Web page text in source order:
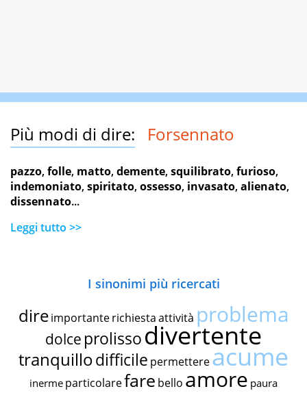
Più modi di dire: Forsennato
pazzo,folle, matto,demente,squilibrato,furioso,
indemoniato,spiritato,ossesso, invasato,alienato,
dissennato...
Leggi tutto >>
I sinonimi più ricercati
dire importante richiestaattività problema
dolce prolissodivertente
tranquillodifficile permettereacume
inerme particolarefare bello amore paura